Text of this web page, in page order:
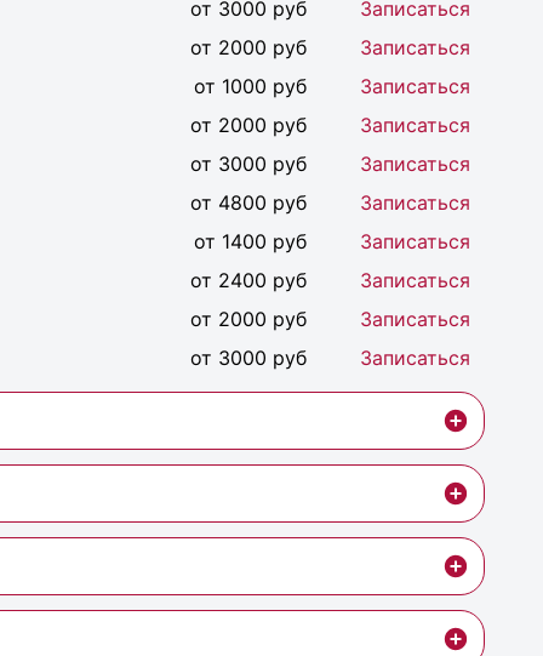
от 3000 руб
Записаться
от 2000 руб
Записаться
от 1000 руб
Записаться
от 2000 руб
Записаться
от 3000 руб
Записаться
от 4800 руб
Записаться
от 1400 руб
Записаться
от 2400 руб
Записаться
от 2000 руб
Записаться
от 3000 руб Записаться